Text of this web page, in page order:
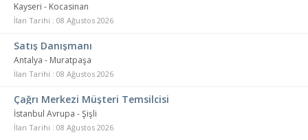
Kayseri - Kocasinan
İlan Tarihi : 08 Ağustos 2026
Satış Danışmanı
Antalya - Muratpaşa
İlan Tarihi : 08 Ağustos 2026
Çağrı Merkezi Müşteri Temsilcisi
İstanbul Avrupa - Şişli
İlan Tarihi : 08 Ağustos 2026